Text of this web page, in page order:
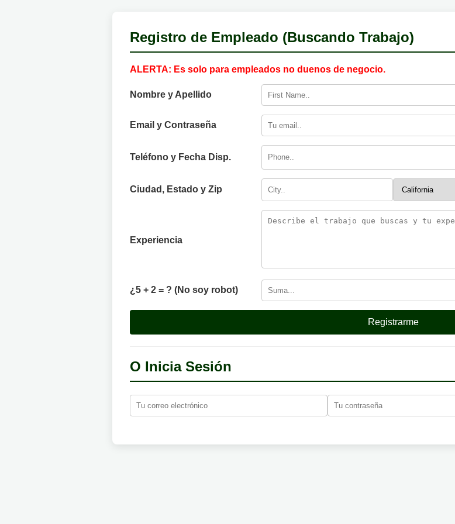
Registro de Empleado (Buscando Trabajo)
ALERTA: Es solo para empleados no duenos de negocio.
Nombre y Apellido
Email y Contraseña
Teléfono y Fecha Disp.
Ciudad, Estado y Zip
Experiencia
¿5 + 2 = ? (No soy robot)
O Inicia Sesión